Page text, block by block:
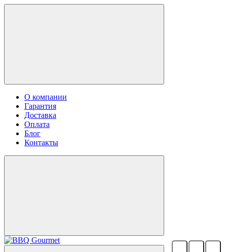
О компании
Гарантия
Доставка
Оплата
Блог
Контакты